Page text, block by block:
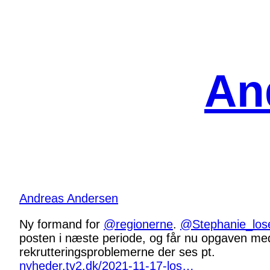
Andreas Andersen
Ny formand for @regionerne.
posten i næste periode, og får nu opgaven
rekrutteringsproblemerne der ses pt.
nyheder.tv2.dk/2021-11-17-los…